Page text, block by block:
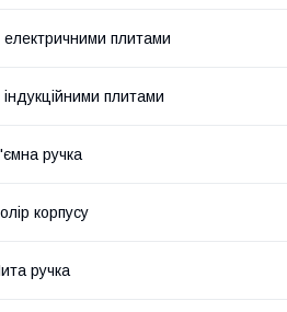
електричними плитами
індукційними плитами
ручка
корпусу
ручка